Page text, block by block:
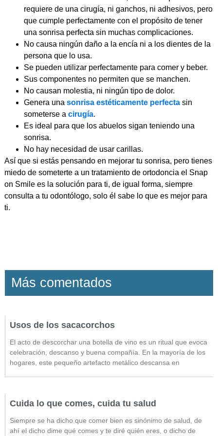
requiere de una cirugía, ni ganchos, ni adhesivos, pero
que cumple perfectamente con el propósito de tener
una sonrisa perfecta sin muchas complicaciones.
No causa ningún daño a la encía ni a los dientes de la
persona que lo usa.
Se pueden utilizar perfectamente para comer y beber.
Sus componentes no permiten que se manchen.
No causan molestia, ni ningún tipo de dolor.
Genera una sonrisa estéticamente perfectasin
someterse a cirugía.
Es ideal para que los abuelos sigan teniendo una
sonrisa.
No hay necesidad de usar carillas.
Así que si estás pensando en mejorar tu sonrisa, pero tienes
miedo de someterte a un tratamiento de ortodoncia el Snap
on Smile es la solución para ti, de igual forma, siempre
consulta a tu odontólogo, solo él sabe lo que es mejor para
ti.
Más comentados
Usos de los sacacorchos
El acto de descorchar una botella de vino es un ritual que evoca
celebración, descanso y buena compañía. En la mayoría de los
hogares, este pequeño artefacto metálico descansa en
Cuida lo que comes, cuida tu salud
Siempre se ha dicho que comer bien es sinónimo de salud, de
ahí el dicho dime qué comes y te diré quién eres, o dicho de